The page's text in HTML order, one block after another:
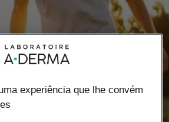
experiência que lhe convém